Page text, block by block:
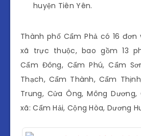
huyện Tiên Yên.
Thành phố Cẩm Phả có 16
xã trực thuộc, bao gồm 13
Cẩm Đông, Cẩm Phú, Cẩm
Thạch, Cẩm Thành, Cẩm
Trung, Cửa Ông, Mông
xã: Cẩm Hải, Cộng Hòa, Dương